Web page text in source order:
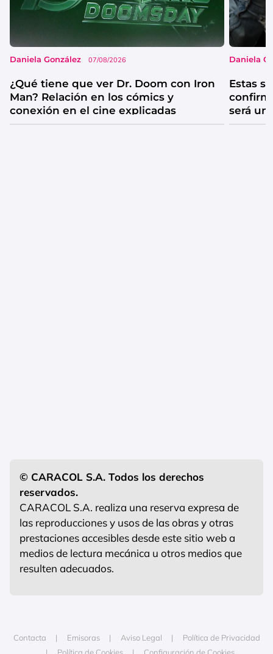
Daniela González 07/08/2026
¿Qué tiene que ver Dr. Doom con Iron
Man? Relación en los cómics y
conexión en el cine explicadas
Daniela
Estas
será
© CARACOL S.A. Todos los derechos
reservados.
CARACOL S.A. realiza una reserva expresa de
las reproducciones y usos de las obras y otras
prestaciones accesibles desde este sitio web a
medios de lectura mecánica u otros medios que
resulten adecuados.
Contacta Emisoras Aviso Legal
Política de Privacidad